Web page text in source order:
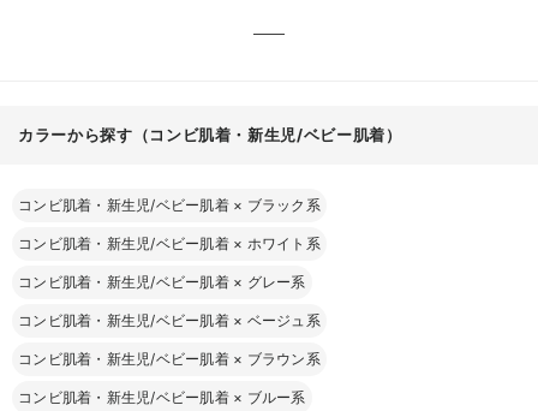
カラーから探す（コンビ肌着・新生児/ベビー肌着）
コンビ肌着・新生児/ベビー肌着 × ブラック系
コンビ肌着・新生児/ベビー肌着 × ホワイト系
コンビ肌着・新生児/ベビー肌着 × グレー系
コンビ肌着・新生児/ベビー肌着 × ベージュ系
コンビ肌着・新生児/ベビー肌着 × ブラウン系
コンビ肌着・新生児/ベビー肌着 × ブルー系